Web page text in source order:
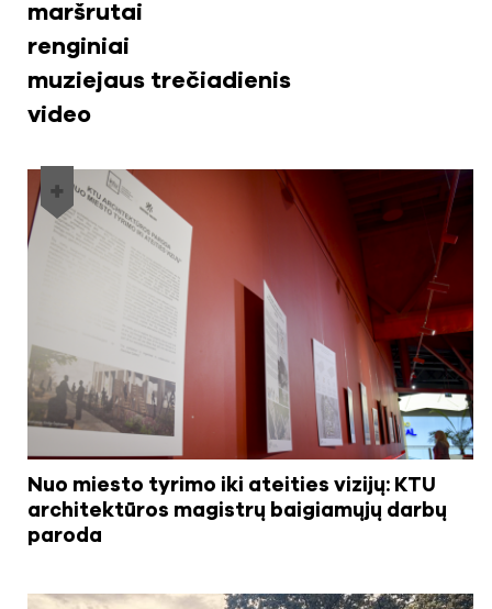
Nuo miesto tyrimo iki ateities vizijų: KTU
architektūros magistrų baigiamųjų darbų
paroda
maršrutai
renginiai
muziejaus trečiadienis
video